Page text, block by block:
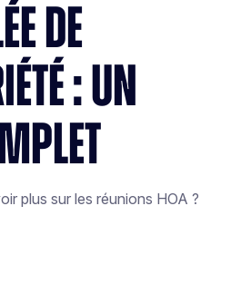
DE
: UN
plus sur les réunions HOA ?